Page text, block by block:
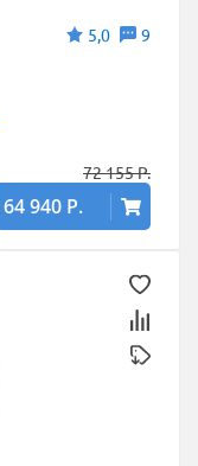
5,0
9
72 155 Р.
64 940 Р.